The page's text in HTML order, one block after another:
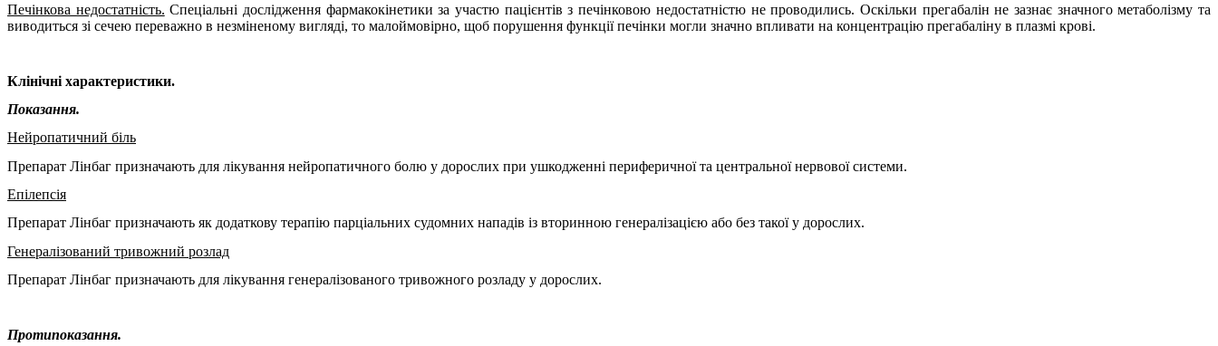
Печінкова недостатність. Спеціальні дослідження фармакокінетики за участю пацієнтів з печінковою недостатністю не проводились. Оскільки прегабалін не зазнає значного метаболізму та
виводиться зі сечею переважно в незміненому вигляді, то малоймовірно, щоб порушення функції печінки могли значно впливати на концентрацію прегабаліну в плазмі крові.
Клінічні характеристики.
Показання.
Нейропатичний біль
Препарат Лінбаг призначають для лікування нейропатичного болю у дорослих при ушкодженні периферичної та центральної нервової системи.
Епілепсія
Препарат Лінбаг призначають як додаткову терапію парціальних судомних нападів із вторинною генералізацією або без такої у дорослих.
Генералізований тривожний розлад
Препарат Лінбаг призначають для лікування генералізованого тривожного розладу у дорослих.
Протипоказання.